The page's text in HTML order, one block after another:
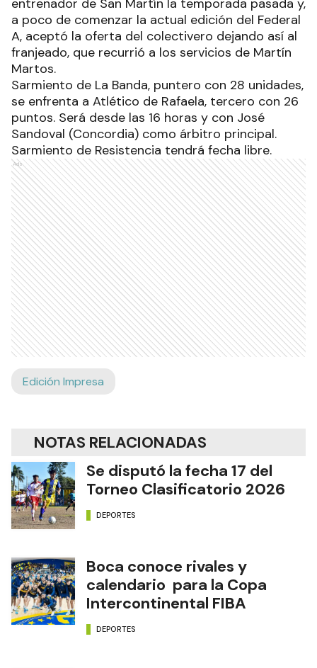
entrenador de San Martín la temporada pasada y,
a poco de comenzar la actual edición del Federal
A, aceptó la oferta del colectivero dejando así al
franjeado, que recurrió a los servicios de Martín
Martos.
Sarmiento de La Banda, puntero con 28 unidades,
se enfrenta a Atlético de Rafaela, tercero con 26
puntos. Será desde las 16 horas y con José
Sandoval (Concordia) como árbitro principal.
Sarmiento de Resistencia tendrá fecha libre.
Ads
Edición Impresa
NOTAS RELACIONADAS
Se disputó la fecha 17 del
Torneo Clasificatorio 2026
DEPORTES
Boca conoce rivales y
calendario para la Copa
Intercontinental FIBA
DEPORTES